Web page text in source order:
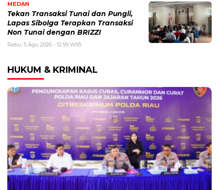
MEDAN
Tekan Transaksi Tunai dan Pungli,
Lapas Sibolga Terapkan Transaksi
Non Tunai dengan BRIZZI
Rabu, 5 Agu 2026 - 12:59 WIB
HUKUM & KRIMINAL